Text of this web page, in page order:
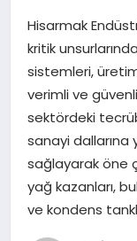
MAGAZIN
SAĞLIK
SIYASET
SPOR
TEKNOLOJI
Hisarmak
kritik
sistemleri,
verimli ve
sektördeki
sanayi dallarına
sağlayarak öne
yağ kazanları,
ve kondens